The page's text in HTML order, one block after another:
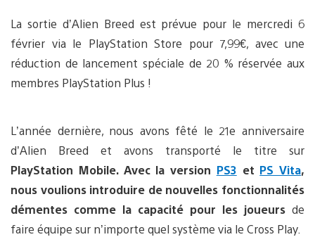
La sortie d’Alien Breed est prévue pour le mercredi 6
février via le PlayStation Store pour 7,99€, avec une
réduction de lancement spéciale de 20 % réservée aux
membres PlayStation Plus !
L’année dernière, nous avons fêté le 21e anniversaire
d’Alien Breed et avons transporté le titre sur
PlayStation Mobile. Avec la version PS3 et PS Vita,
nous voulions introduire de nouvelles fonctionnalités
démentes comme la capacité pour les joueurs de
faire équipe sur n’importe quel système via le Cross Play.